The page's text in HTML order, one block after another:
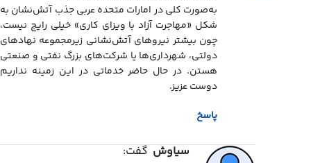
به‌صورت کلی در امارات متحده عربی جذب آتش‌نشان به
شکل «مهاجرت آزاد با ویزای کاری» خیلی رایج نیست،
چون بیشتر نیروهای آتش‌نشانی زیرمجموعه نهادهای
دولتی، شهرداری‌ها یا شرکت‌های بزرگ نفتی و صنعتی
هستن. در حال حاضر خدماتی در این زمینه نداریم
دوست عزیز.
پاسخ
سیاوش گفت: